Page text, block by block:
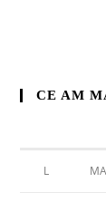
CE AM
L MA